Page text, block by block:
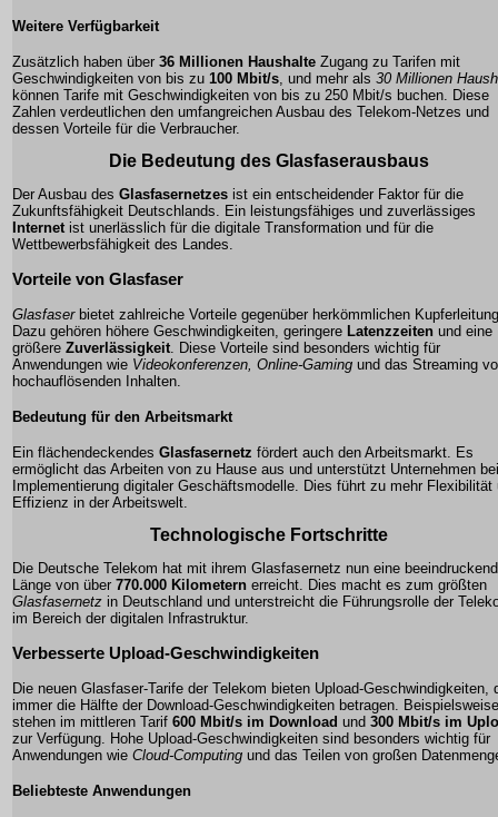
Weitere Verfügbarkeit
Zusätzlich haben über 36 Millionen Haushalte Zugang zu Tarifen mit
Geschwindigkeiten von bis zu 100 Mbit/s, und mehr als 30 Millionen
können Tarife mit Geschwindigkeiten von bis zu 250 Mbit/s buchen. Diese
Zahlen verdeutlichen den umfangreichen Ausbau des Telekom-Netzes und
dessen Vorteile für die Verbraucher.
Die Bedeutung des Glasfaserausbaus
Der Ausbau des Glasfasernetzes ist ein entscheidender Faktor für die
Zukunftsfähigkeit Deutschlands. Ein leistungsfähiges und zuverlässiges
Internetist unerlässlich für die digitale Transformation und für die
Wettbewerbsfähigkeit des Landes.
Vorteile von Glasfaser
Glasfaserbietet zahlreiche Vorteile gegenüber herkömmlichen
Dazu gehören höhere Geschwindigkeiten , geringere Latenzzeiten und eine
größere Zuverlässigkeit . Diese Vorteile sind besonders wichtig für
Anwendungen wie Videokonferenzen, Online-Gaming und das Streaming
hochauflösenden Inhalten.
Bedeutung für den Arbeitsmarkt
Ein flächendeckendes Glasfasernetz fördert auch den Arbeitsmarkt. Es
ermöglicht das Arbeiten von zu Hause aus und unterstützt Unternehmen
Implementierung digitaler Geschäftsmodelle. Dies führt zu mehr Flexibilität
Effizienz in der Arbeitswelt.
Technologische Fortschritte
Die Deutsche Telekom hat mit ihrem Glasfasernetz nun eine
Länge von über 770.000 Kilometern erreicht. Dies macht es zum größten
Glasfasernetz in Deutschland und unterstreicht die Führungsrolle der
im Bereich der digitalen Infrastruktur.
Verbesserte Upload-Geschwindigkeiten
Die neuen Glasfaser-Tarife der Telekom bieten Upload-Geschwindigkeiten,
immer die Hälfte der Download-Geschwindigkeiten betragen. Beispielsweise
stehen im mittleren Tarif 600 Mbit/s im Download und 300 Mbit/s im
zur Verfügung. Hohe Upload-Geschwindigkeiten sind besonders wichtig für
Anwendungen wie Cloud-Computing und das Teilen von großen
Beliebteste Anwendungen